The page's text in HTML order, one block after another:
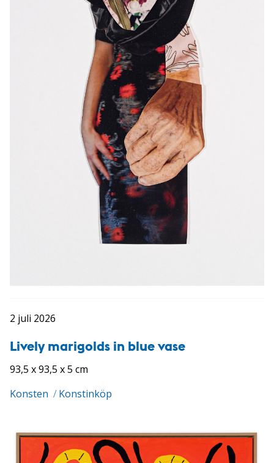
2 juli 2026
Lively marigolds in blue vase
93,5 x 93,5 x 5 cm
Konsten / Konstinköp